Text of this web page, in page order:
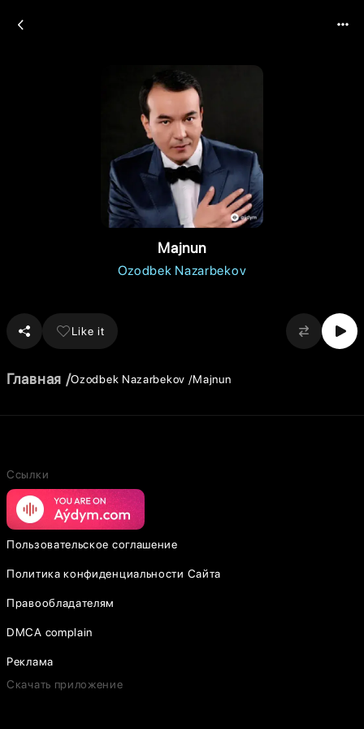
Majnun
Ozodbek Nazarbekov
Like it
Главная Ozodbek Nazarbekov Majnun
Ссылки
Пользовательское соглашение
Политика конфиденциальности Сайта
Правообладателям
DMCA complain
Реклама
Скачать приложение